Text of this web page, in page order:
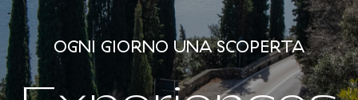
OGNI GIORNO UNA SCOPERTA